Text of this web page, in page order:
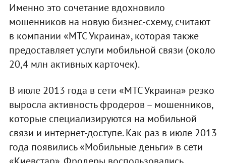
Именно это сочетание вдохновило
мошенников на новую бизнес-схему, считают
в компании «МТС Украина», которая также
предоставляет услуги мобильной связи (около
20,4 млн активных карточек).
В июле 2013 года в сети «МТС Украина» резко
выросла активность фродеров – мошенников,
которые специализируются на мобильной
связи и интернет-доступе. Как раз в июле 2013
года появились «Мобильные деньги» в сети